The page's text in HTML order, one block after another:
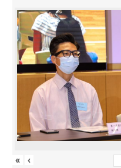
« ‹